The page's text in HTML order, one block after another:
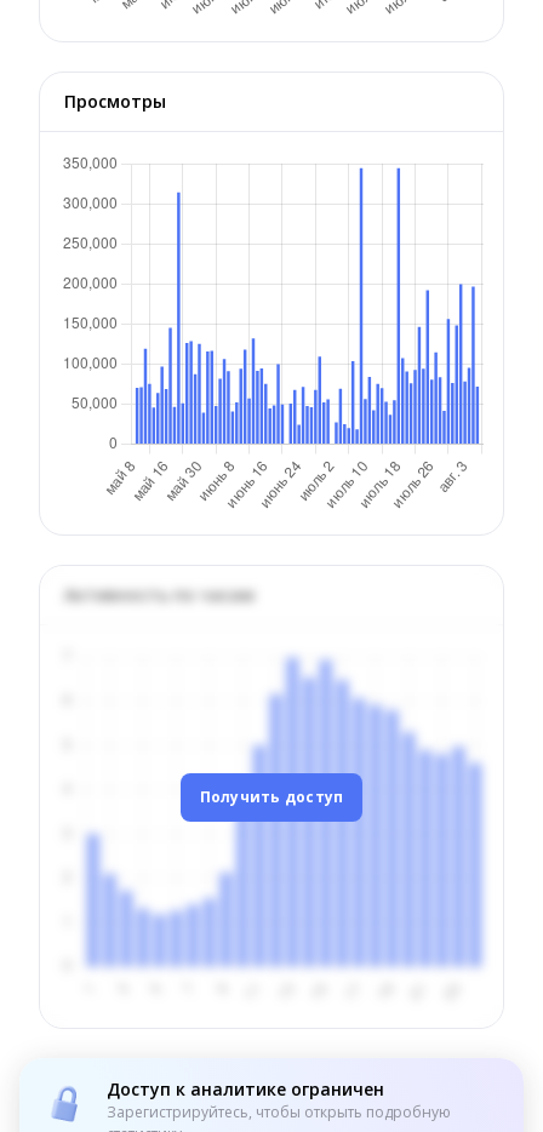
Просмотры
Активность по часам
Получить доступ
Доступ к аналитике ограничен
Зарегистрируйтесь, чтобы открыть подробную